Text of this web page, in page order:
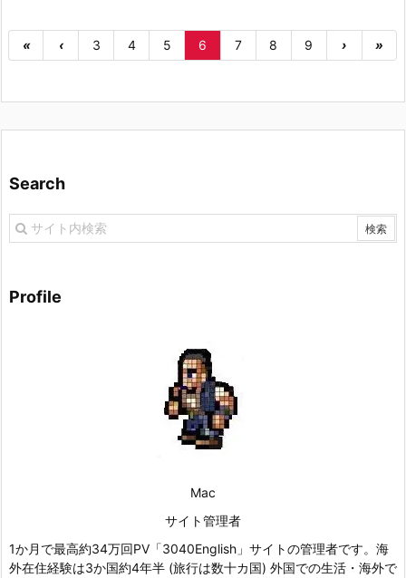
« ‹ 3 4 5 6 7 8 9 › »
Search
Profile
Mac
サイト管理者
1か月で最高約34万回PV「3040English」サイトの管理者です。海
外在住経験は3か国約4年半 (旅行は数十カ国) 外国での生活・海外で